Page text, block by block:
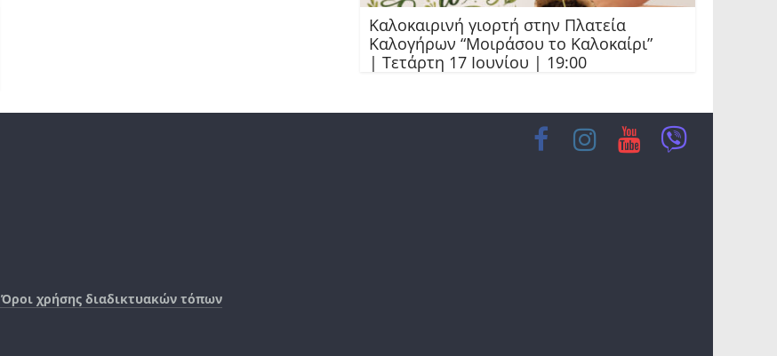
Καλοκαιρινή γιορτή στην Πλατεία
Καλογήρων “Μοιράσου το Καλοκαίρι”
| Τετάρτη 17 Ιουνίου | 19:00
Όροι χρήσης διαδικτυακών τόπων